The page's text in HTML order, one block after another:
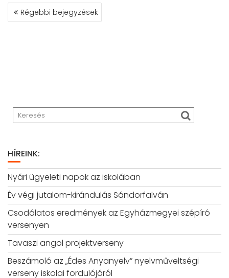
BEJEGYZÉS
NAVIGÁCIÓ
Régebbi bejegyzések
HÍREINK:
Nyári ügyeleti napok az iskolában
Év végi jutalom-kirándulás Sándorfalván
Csodálatos eredmények az Egyházmegyei szépíró
versenyen
Tavaszi angol projektverseny
Beszámoló az „Édes Anyanyelv” nyelvműveltségi
verseny iskolai fordulójáról